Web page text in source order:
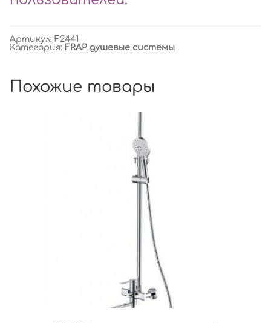
Артикул: F2441
Категория: FRAP душевые системы
Похожие товары